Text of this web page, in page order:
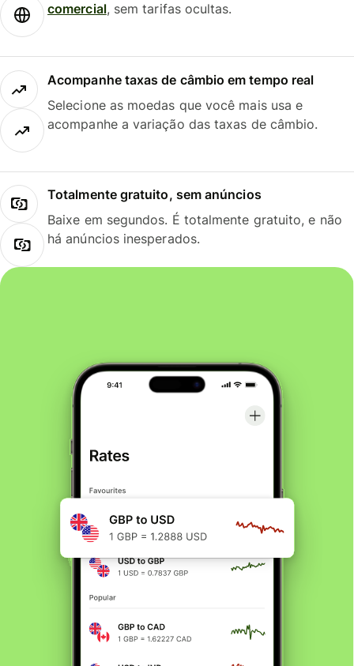
comercial, sem tarifas ocultas.
Acompanhe taxas de câmbio em tempo real
Selecione as moedas que você mais usa e
acompanhe a variação das taxas de câmbio.
Totalmente gratuito, sem anúncios
Baixe em segundos. É totalmente gratuito, e não
há anúncios inesperados.